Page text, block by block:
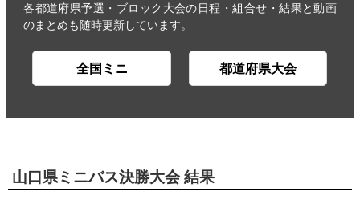
各都道府県予選・ブロック大会の日程・組合せ・結果と動画
のまとめも随時更新しています。
全国ミニ 都道府県大会
山口県ミニバス決勝大会 結果